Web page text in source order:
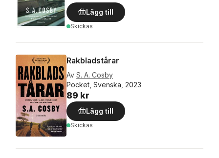
Lägg till
Skickas
Rakbladstårar
Av S. A. Cosby
Pocket, Svenska, 2023
89 kr
Lägg till
Skickas